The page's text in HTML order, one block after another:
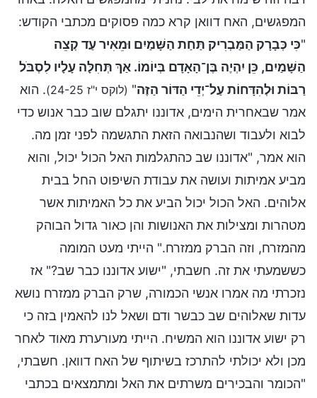
המפגשים, האח דוואן קרא כמה פסוקים מכתבי הקודש:
"כִּי כְּבָרָק הַמַּבְרִיק תַּחַת הַשָּׁמַיִם וּמֵאִיר עַד קְצֵה
הַשָּׁמַיִם, כֵּן יִהְיֶה בֶּן־הָאָדָם בְּיוֹמוֹ. אַךְ תְּחִלָּה עָלָיו לִסְבֺּל
רַבּוֹת וּלְהִדָּחוֹת עַל־יְדֵי הַדּוֹר הַזֶּה" (לוקס י"ז 24-25)
. הוא
אמר שבאחרית הימים, אדוננו יתגלם שוב כבר אנוש כדי
לבוא ולעבוד ושהנבואה הזאת התגשמה לפני זמן מה.
הוא אמר, "אדוננו שב כהתגלמות האל הכול יכול, והוא
מביע אמיתות ועושה את עבודת השיפוט החל בבית
אלוהים. האל הכול יכול הביע את כל האמיתות אשר
מטהרות ומצילות את האנושות והן כאור גדול הבוהק
מהמזרח, וזה הברק ממזרח." הייתי מעט המומה
כששמעתי את זה. חשבתי, "ישוע אדוננו כבר שב?" אז
נזכרתי מה אמרו אנשי הכמורה, שרק הברק ממזרח נושא
עדות שאלוהים שב כבשר ודם ושאל לנו להאמין בזה כי
רק ישוע אדוננו הוא המשיח. הייתי מעורערת מאוד לאחר
מכן ולא יכולתי להתרכז בשיתוף של האח דוואן. חשבתי,
"הכומר והבכירים משרתים את האל ומתמצאים בכתבי